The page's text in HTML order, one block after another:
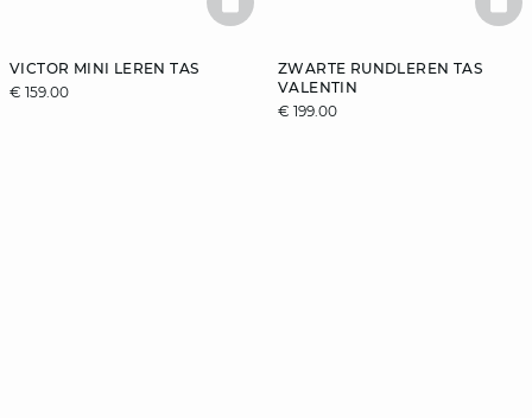
VICTOR MINI LEREN TAS
€ 159.00
BASKETFULL
ZWARTE RUNDLEREN TAS
VALENTIN
€ 199.00